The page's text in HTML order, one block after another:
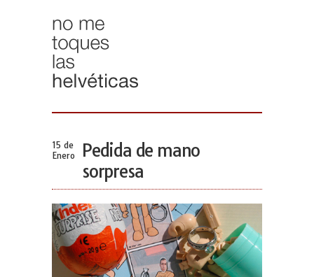
15 de
Enero
Pedida de mano
sorpresa